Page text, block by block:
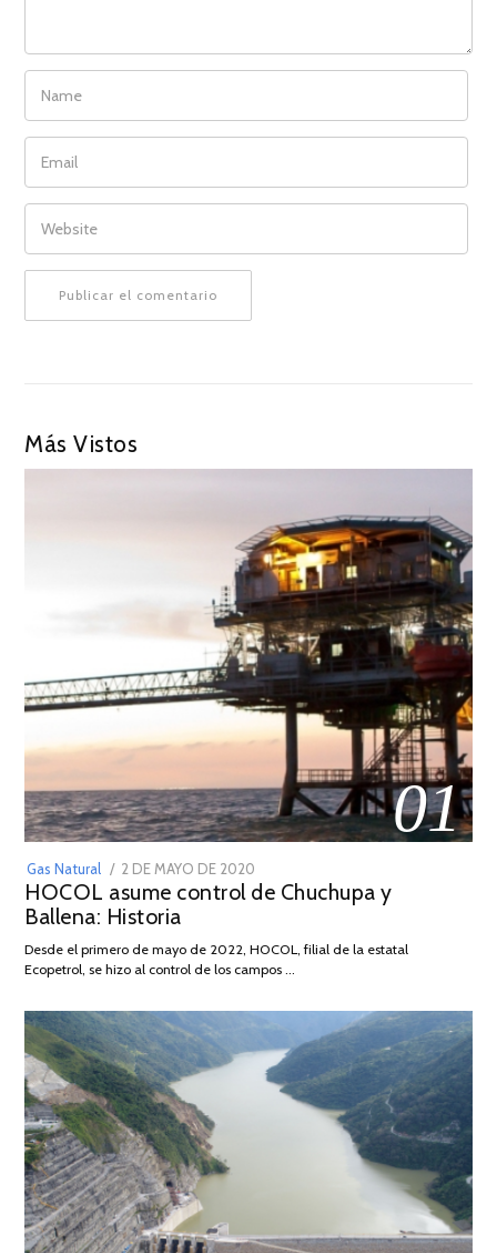
NAME
EMAIL
WEBSITE
Más Vistos
01
Gas Natural
POSTED
ON
2 DE MAYO DE 2020
DE
2026
HOCOL asume control de Chuchupa y
Ballena: Historia
Desde el primero de mayo de 2022, HOCOL, filial de la estatal
Ecopetrol, se hizo al control de los campos …